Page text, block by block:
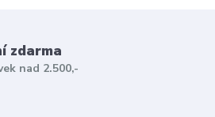
zdarma
nad 2.500,-